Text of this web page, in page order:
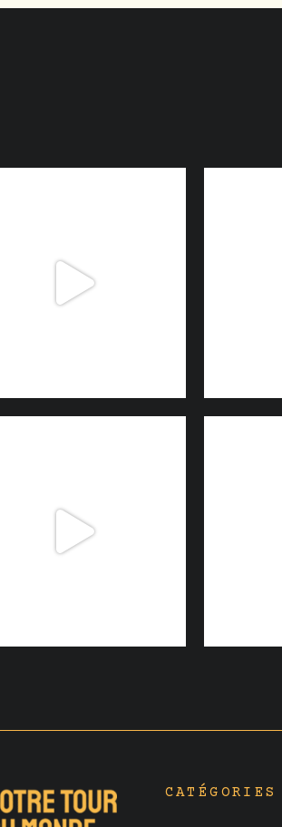
CATÉGORIES